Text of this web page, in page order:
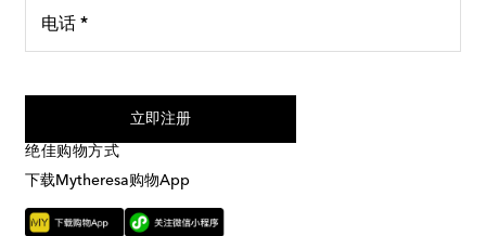
电话 *
立即注册
绝佳购物方式
下载Mytheresa购物App